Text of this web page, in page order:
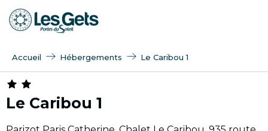
Aller
au
Accueil Hébergements Le Caribou 1
Le Caribou 1